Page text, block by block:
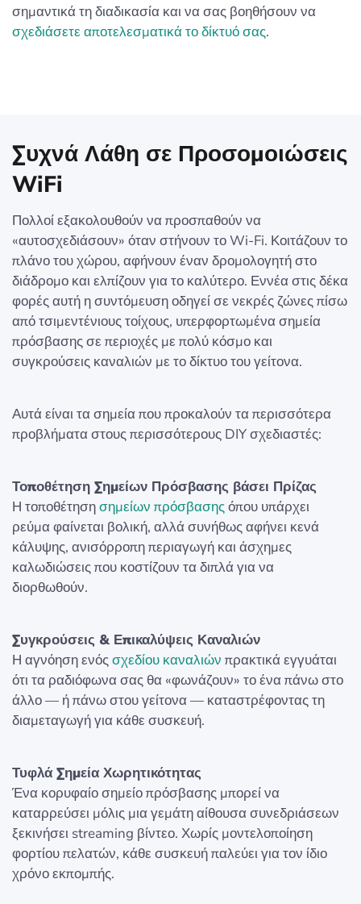
σημαντικά τη διαδικασία και να σας βοηθήσουν να
σχεδιάσετε αποτελεσματικά το δίκτυό σας.
Συχνά Λάθη σε Προσομοιώσεις
WiFi
Πολλοί εξακολουθούν να προσπαθούν να
«αυτοσχεδιάσουν» όταν στήνουν το Wi-Fi. Κοιτάζουν το
πλάνο του χώρου, αφήνουν έναν δρομολογητή στο
διάδρομο και ελπίζουν για το καλύτερο. Εννέα στις δέκα
φορές αυτή η συντόμευση οδηγεί σε νεκρές ζώνες πίσω
από τσιμεντένιους τοίχους, υπερφορτωμένα σημεία
πρόσβασης σε περιοχές με πολύ κόσμο και
συγκρούσεις καναλιών με το δίκτυο του γείτονα.
Αυτά είναι τα σημεία που προκαλούν τα περισσότερα
προβλήματα στους περισσότερους DIY σχεδιαστές:
Τοποθέτηση Σημείων Πρόσβασης βάσει Πρίζας
Η τοποθέτησησημείων πρόσβασηςόπου υπάρχει
ρεύμα φαίνεται βολική, αλλά συνήθως αφήνει κενά
κάλυψης, ανισόρροπη περιαγωγή και άσχημες
καλωδιώσεις που κοστίζουν τα διπλά για να
διορθωθούν.
Συγκρούσεις & Επικαλύψεις Καναλιών
Η αγνόηση ενόςσχεδίου καναλιών πρακτικά εγγυάται
ότι τα ραδιόφωνα σας θα «φωνάζουν» το ένα πάνω στο
άλλο — ή πάνω στου γείτονα — καταστρέφοντας τη
διαμεταγωγή για κάθε συσκευή.
Τυφλά Σημεία Χωρητικότητας
Ένα κορυφαίο σημείο πρόσβασης μπορεί να
καταρρεύσει μόλις μια γεμάτη αίθουσα συνεδριάσεων
ξεκινήσει streaming βίντεο. Χωρίς μοντελοποίηση
φορτίου πελατών, κάθε συσκευή παλεύει για τον ίδιο
χρόνο εκπομπής.